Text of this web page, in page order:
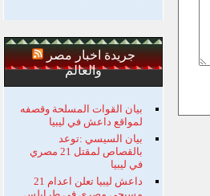
جريدة اخبار مصر
والعالم
بيان القوات المسلحة وقصفه
لمواقع داعش في ليبيا
بيان السيسي :توعد
بالقصاص لمقتل 21 مصري
في ليبيا
داعش ليبيا تعلن اعدام 21